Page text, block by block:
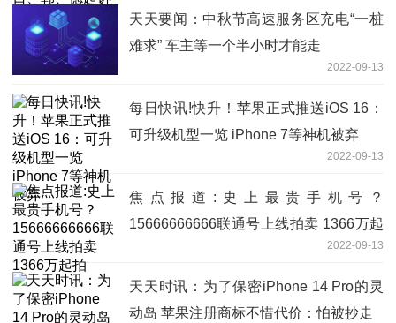
天天要闻：中秋节高速服务区充电“一桩
难求” 车主等一个半小时才能走
2022-09-13
每日快讯!快升！苹果正式推送iOS 16：
可升级机型一览 iPhone 7等神机被弃
2022-09-13
焦点报道:史上最贵手机号？
15666666666联通号上线拍卖 1366万起
2022-09-13
天天时讯：为了保密iPhone 14 Pro的灵
动岛 苹果注册商标不惜代价：怕被抄走